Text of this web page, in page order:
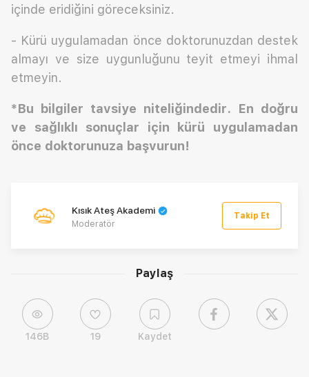
Paylaş
146B 19 Kaydet
içinde eridiğini göreceksiniz.
- Kürü uygulamadan önce doktorunuzdan destek
almayı ve size uygunluğunu teyit etmeyi ihmal
etmeyin.
*Bu bilgiler tavsiye niteliğindedir. En doğru
ve sağlıklı sonuçlar için kürü uygulamadan
önce doktorunuza başvurun!
Kısık Ateş Akademi
Moderatör
Takip Et